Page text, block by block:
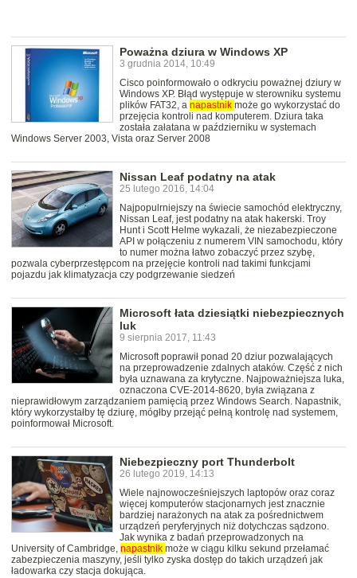
Poważna dziura w Windows XP
3 grudnia 2014, 10:49
Cisco poinformowało o odkryciu poważnej dziury w
Windows XP. Błąd występuje w sterowniku systemu
plików FAT32, a napastnik może go wykorzystać do
przejęcia kontroli nad komputerem. Dziura taka
została załatana w październiku w systemach
Windows Server 2003, Vista oraz Server 2008
Nissan Leaf podatny na atak
25 lutego 2016, 14:04
Najpopulrniejszy na świecie samochód elektryczny,
Nissan Leaf, jest podatny na atak hakerski. Troy
Hunt i Scott Helme wykazali, że niezabezpieczone
API w połączeniu z numerem VIN samochodu, który
to numer można łatwo zobaczyć przez szybę,
pozwala cyberprzestępcom na przejęcie kontroli nad takimi funkcjami
pojazdu jak klimatyzacja czy podgrzewanie siedzeń
Microsoft łata dziesiątki niebezpiecznych
luk
9 sierpnia 2017, 11:43
Microsoft poprawił ponad 20 dziur pozwalających
na przeprowadzenie zdalnych ataków. Część z nich
była uznawana za krytyczne. Najpoważniejsza luka,
oznaczona CVE-2014-8620, była związana z
nieprawidłowym zarządzaniem pamięcią przez Windows Search. Napastnik,
który wykorzystałby tę dziurę, mógłby przejąć pełną kontrolę nad systemem,
poinformował Microsoft.
Niebezpieczny port Thunderbolt
26 lutego 2019, 14:13
Wiele najnowocześniejszych laptopów oraz coraz
więcej komputerów stacjonarnych jest znacznie
bardziej narażonych na atak za pośrednictwem
urządzeń peryferyjnych niż dotychczas sądzono.
Jak wynika z badań przeprowadzonych na
University of Cambridge, napastnik może w ciągu kilku sekund przełamać
zabezpieczenia maszyny, jeśli tylko zyska dostęp do takich urządzeń jak
ładowarka czy stacja dokująca.